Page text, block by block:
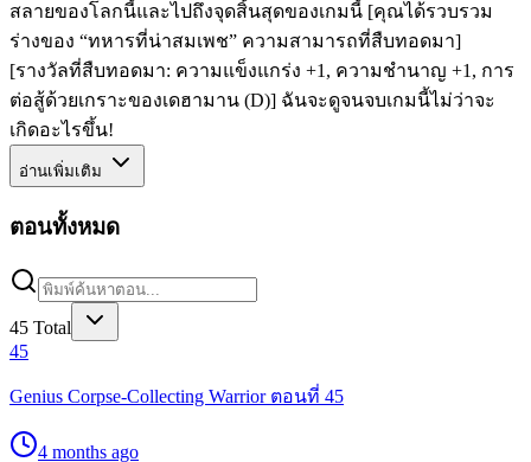
สลายของโลกนี้และไปถึงจุดสิ้นสุดของเกมนี้ [คุณได้รวบรวม
ร่างของ “ทหารที่น่าสมเพช” ความสามารถที่สืบทอดมา]
[รางวัลที่สืบทอดมา: ความแข็งแกร่ง +1, ความชำนาญ +1, การ
ต่อสู้ด้วยเกราะของเดฮามาน (D)] ฉันจะดูจนจบเกมนี้ไม่ว่าจะ
เกิดอะไรขึ้น!
อ่านเพิ่มเติม
ตอนทั้งหมด
45 Total
45
Genius Corpse-Collecting Warrior ตอนที่ 45
4 months ago